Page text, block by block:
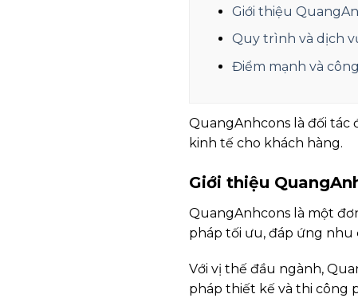
Giới thiệu
Quy trình và dịch
Điểm mạnh và
QuangAnhcons là đối tác
kinh tế cho khách hàng.
Giới thiệu
QuangAnhcons là một
pháp tối ưu, đáp ứng nhu
Với vị thế đầu ngành,
pháp thiết kế và thi công